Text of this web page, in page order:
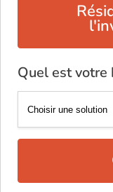
Quel est votre